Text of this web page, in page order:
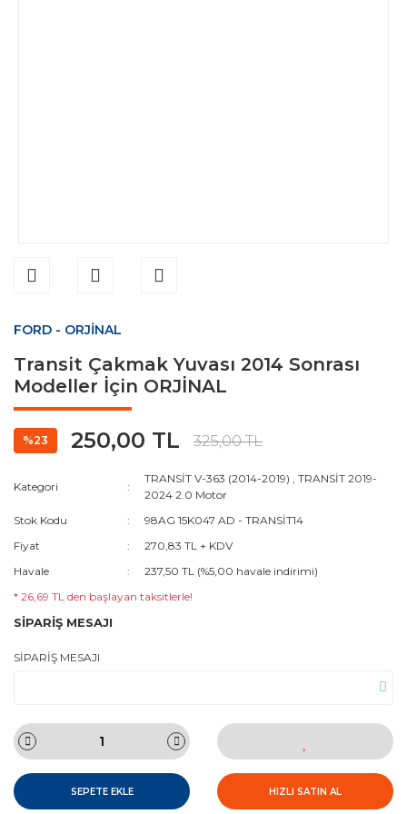
FORD - ORJİNAL
Transit Çakmak Yuvası 2014 Sonrası
Modeller İçin ORJİNAL
%23 250,00 TL 325,00 TL
Kategori
TRANSİT V-363 (2014-2019) ,TRANSİT 2019-
2024 2.0 Motor
Stok Kodu
98AG 15K047 AD - TRANSİT14
Fiyat
270,83 TL + KDV
Havale
237,50 TL (%5,00 havale indirimi)
* 26,69 TL den başlayan taksitlerle!
SİPARİŞ MESAJI
SİPARİŞ MESAJI
SEPETE EKLE HIZLI SATIN AL